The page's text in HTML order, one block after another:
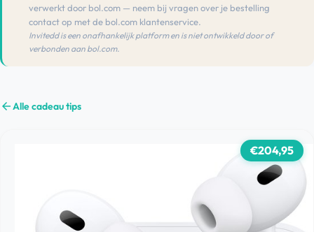
verwerkt door bol.com — neem bij vragen over je bestelling
contact op met de bol.com klantenservice.
Invitedd is een onafhankelijk platform en is niet ontwikkeld door of
verbonden aan bol.com.
arrow_backAlle cadeau tips
€204,95